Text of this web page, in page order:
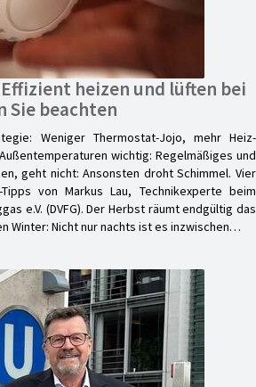
heizen und lüften bei
Sie beachten
Weniger Thermostat-Jojo, mehr Heiz-
wichtig: Regelmäßiges und
geht nicht: Ansonsten droht Schimmel. Vier
von Markus Lau, Technikexperte beim
e.V. (DVFG). Der Herbst räumt endgültig das
Winter: Nicht nur nachts ist es inzwischen…